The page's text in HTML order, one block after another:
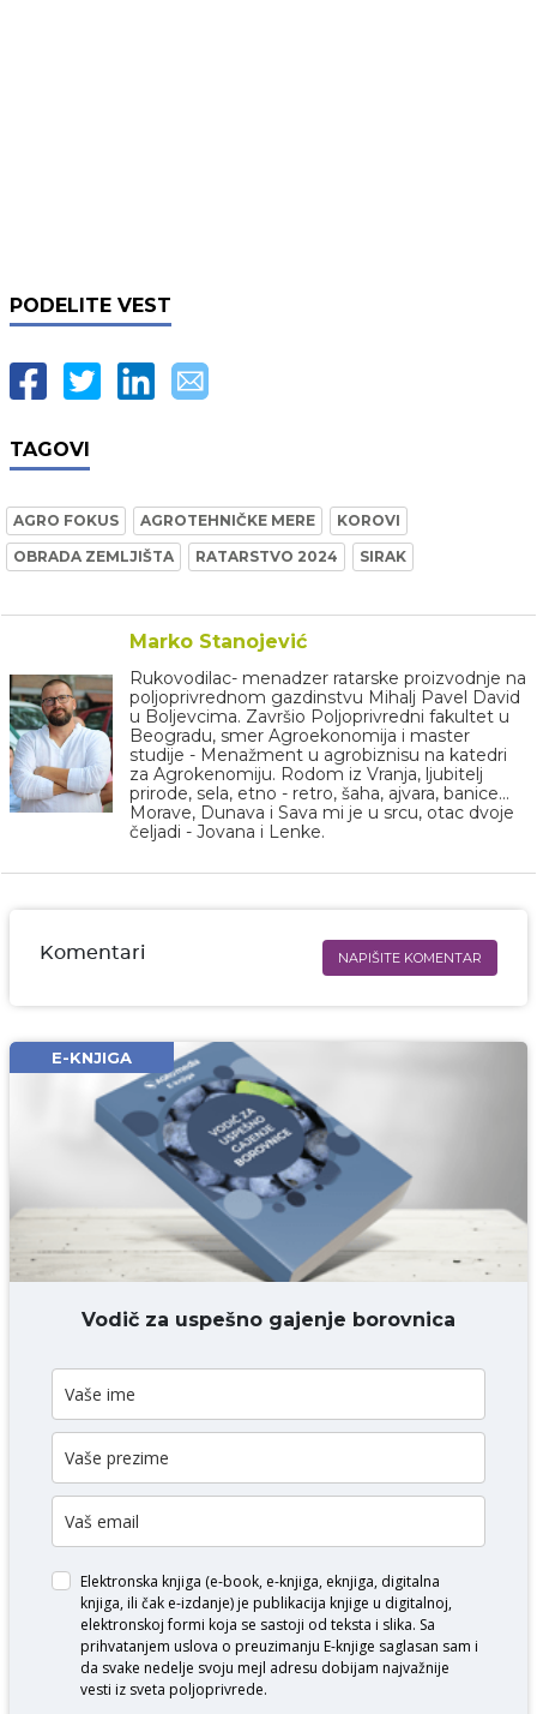
PODELITE VEST
TAGOVI
AGRO FOKUS AGROTEHNIČKE MERE
KOROVI
OBRADA ZEMLJIŠTA
RATARSTVO 2024 SIRAK
Marko Stanojević
Rukovodilac- menadzer ratarske proizvodnje na
poljoprivrednom gazdinstvu Mihalj Pavel David
u Boljevcima. Završio Poljoprivredni fakultet u
Beogradu, smer Agroekonomija i master
studije - Menažment u agrobiznisu na katedri
za Agrokenomiju. Rodom iz Vranja, ljubitelj
prirode, sela, etno - retro, šaha, ajvara, banice...
Morave, Dunava i Sava mi je u srcu, otac dvoje
čeljadi - Jovana i Lenke.
Komentari NAPIŠITE KOMENTAR
Email* obavezno
Komentar* obavezno
DODAJ KOMENTAR
E-KNJIGA
Vodič za uspešno gajenje borovnica
Elektronska knjiga (e-book, e-knjiga, eknjiga, digitalna
knjiga, ili čak e-izdanje) je publikacija knjige u digitalnoj,
elektronskoj formi koja se sastoji od teksta i slika. Sa
prihvatanjem uslova o preuzimanju E-knjige saglasan sam i
da svake nedelje svoju mejl adresu dobijam najvažnije
vesti iz sveta poljoprivrede.